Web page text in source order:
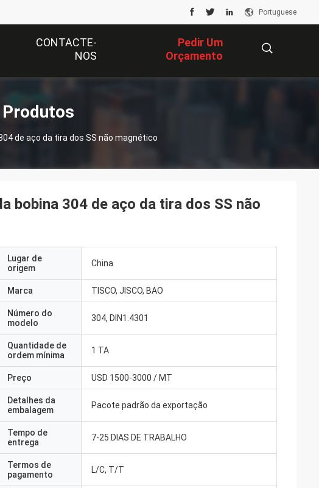
Portuguese
CONTACTE-
NOS
Pedir Um
Orçamento
de aço da tira dos SS não magnético
bobina 304 de aço da tira dos SS não
Lugar de
origem
China
Marca TISCO, JISCO, BAO
Número do
modelo
304, DIN1.4301
Quantidade de
ordem mínima
1 TA
Preço USD 1500-3000 / MT
Detalhes da
embalagem
Pacote padrão da exportação
Tempo de
entrega
7-25 DIAS DE TRABALHO
Termos de
pagamento
L/C, T/T